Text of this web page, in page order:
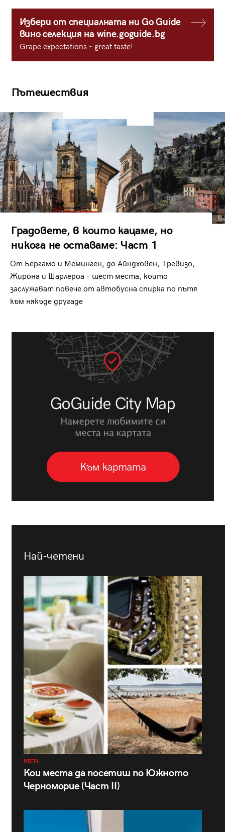
Избери от специалната ни Go Guide
вино селекция на wine.goguide.bg
Grape expectations - great taste!
Пътешествия
Градовете, в които кацаме, но
никога не оставаме: Част 1
От Бергамо и Меминген, до Айндховен, Тревизо,
Жирона и Шарлероа - шест места, които
заслужават повече от автобусна спирка по пътя
към някъде другаде
Най-четени
МЕСТА
Кои места да посетиш по Южното
Черноморие (Част II)